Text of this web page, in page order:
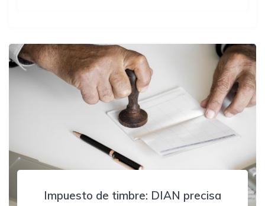
Impuesto de timbre: DIAN precisa